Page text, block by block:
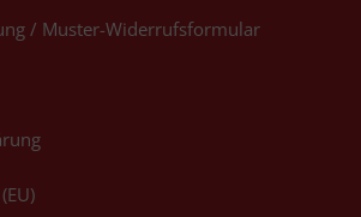
/ Muster-Widerrufsformular